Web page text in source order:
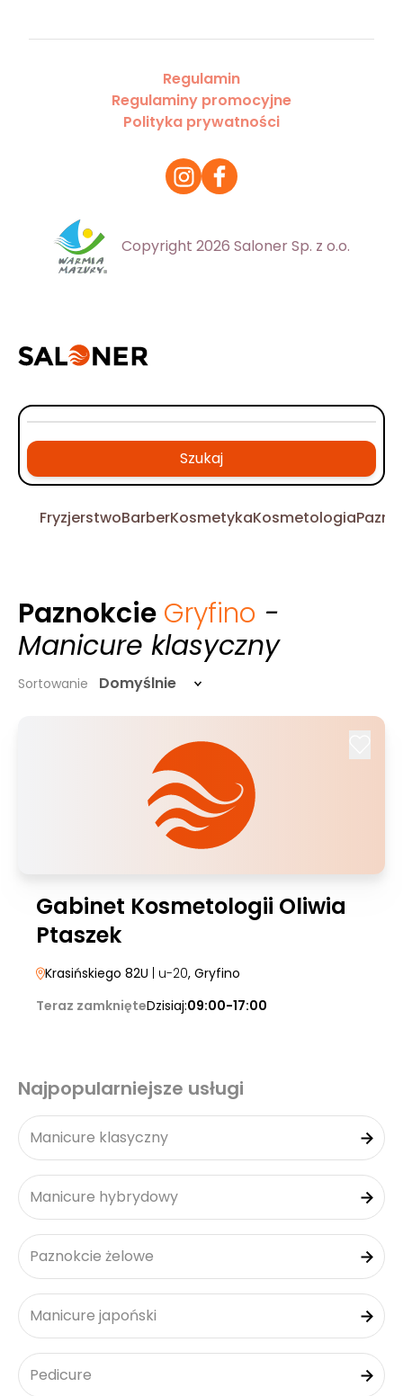
Regulamin
Regulaminy promocyjne
Polityka prywatności
Copyright 2026 Saloner Sp. z o.o.
Szukaj
FryzjerstwoBarberKosmetykaKosmetologia
Paznokcie Gryfino -
Manicure klasyczny
Sortowanie Domyślnie
Gabinet Kosmetologii Oliwia
Ptaszek
Krasińskiego 82U | u-20, Gryfino
Teraz zamknięteDzisiaj:09:00-17:00
Najpopularniejsze usługi
Manicure klasyczny
Manicure hybrydowy
Paznokcie żelowe
Manicure japoński
Pedicure